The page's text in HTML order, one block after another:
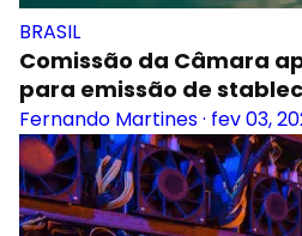
BRASIL
Comissão da Câmara
para emissão de
Fernando Martines· fev 03,